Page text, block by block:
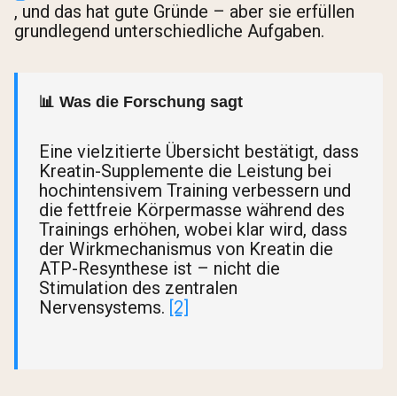
, und das hat gute Gründe – aber sie erfüllen
grundlegend unterschiedliche Aufgaben.
📊 Was die Forschung sagt
Eine vielzitierte Übersicht bestätigt, dass
Kreatin-Supplemente die Leistung bei
hochintensivem Training verbessern und
die fettfreie Körpermasse während des
Trainings erhöhen, wobei klar wird, dass
der Wirkmechanismus von Kreatin die
ATP-Resynthese ist – nicht die
Stimulation des zentralen
Nervensystems. [2]